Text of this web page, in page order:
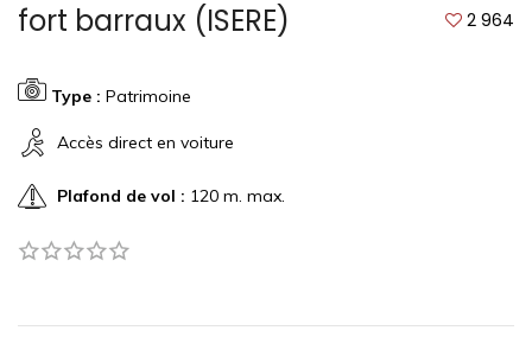
fort barraux (ISERE) 2 964
Type : Patrimoine
Accès direct en voiture
Plafond de vol : 120 m. max.